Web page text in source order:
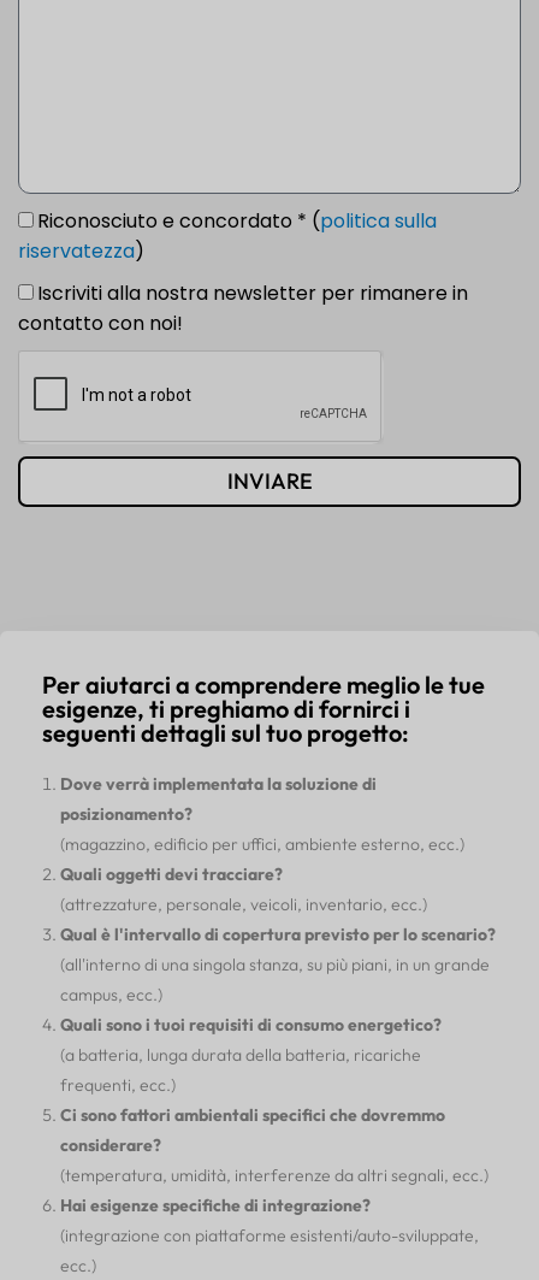
Riconosciuto e concordato * (politica sulla
riservatezza)
Iscriviti alla nostra newsletter per rimanere in
contatto con noi!
INVIARE
Per aiutarci a comprendere meglio le tue
esigenze, ti preghiamo di fornirci i
seguenti dettagli sul tuo progetto:
Dove verrà implementata la soluzione di
posizionamento?
(magazzino, edificio per uffici, ambiente esterno, ecc.)
Quali oggetti devi tracciare?
(attrezzature, personale, veicoli, inventario, ecc.)
Qual è l'intervallo di copertura previsto per lo scenario?
(all'interno di una singola stanza, su più piani, in un grande
campus, ecc.)
Quali sono i tuoi requisiti di consumo energetico?
(a batteria, lunga durata della batteria, ricariche
frequenti, ecc.)
Ci sono fattori ambientali specifici che dovremmo
considerare?
(temperatura, umidità, interferenze da altri segnali, ecc.)
Hai esigenze specifiche di integrazione?
(integrazione con piattaforme esistenti/auto-sviluppate,
ecc.)